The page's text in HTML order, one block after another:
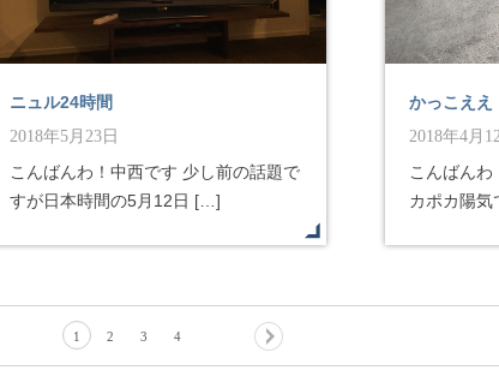
ニュル24時間
2018年5月23日
こんばんわ！中西です 少し前の話題で
すが日本時間の5月12日 […]
かっこええ
2018年4月
こんばん
カポカ陽
1 2 3 4